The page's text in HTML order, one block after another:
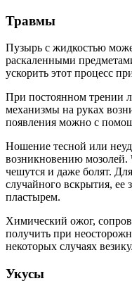
Травмы
Пузырь с жидкостью
раскаленными
ускорить этот процесс
При постоянном трении
механизмы на руках
появления можно с
Ношение тесной или
возникновению мозолей.
чешутся и даже болят.
случайного вскрытия,
пластырем.
Химический ожог,
получить при
некоторых случаях
Укусы